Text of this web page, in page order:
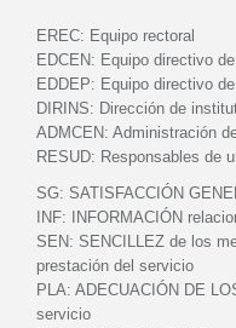
EREC: Equipo rectoral
EDCEN: Equipo directivo
EDDEP: Equipo directivo
DIRINS: Dirección de
ADMCEN: Administración
RESUD: Responsables de
SG: SATISFACCIÓN
INF:
INFORMACIÓN
SEN: SENCILLEZ de los
prestación del servicio
PLA: ADECUACIÓN DE
servicio